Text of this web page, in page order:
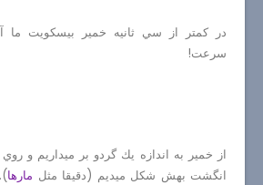
در كمتر از سي ثانيه خمير بيسكويت ما
سرعت!
از خمير به اندازه يك گردو بر ميداريم و
انگشت بهش شكل ميديم (دقيقا مثل مارها